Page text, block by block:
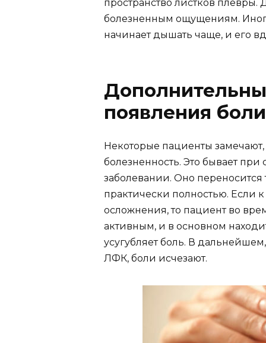
пространство листков плевры.
болезненным ощущениям.
начинает дышать чаще, и его
появления боли
Некоторые пациенты
болезненность. Это бывает
заболевании. Оно переносится
практически полностью. Если
осложнения, то пациент во
активным, и в основном
усугубляет боль. В
ЛФК, боли исчезают.